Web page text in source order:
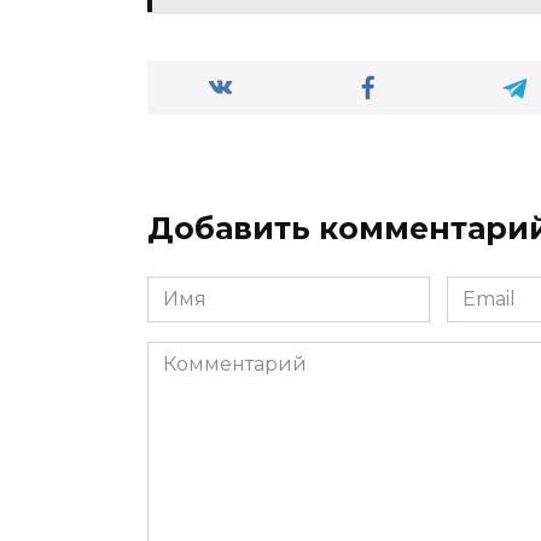
Добавить
Имя
*
Email
*
Комментарий